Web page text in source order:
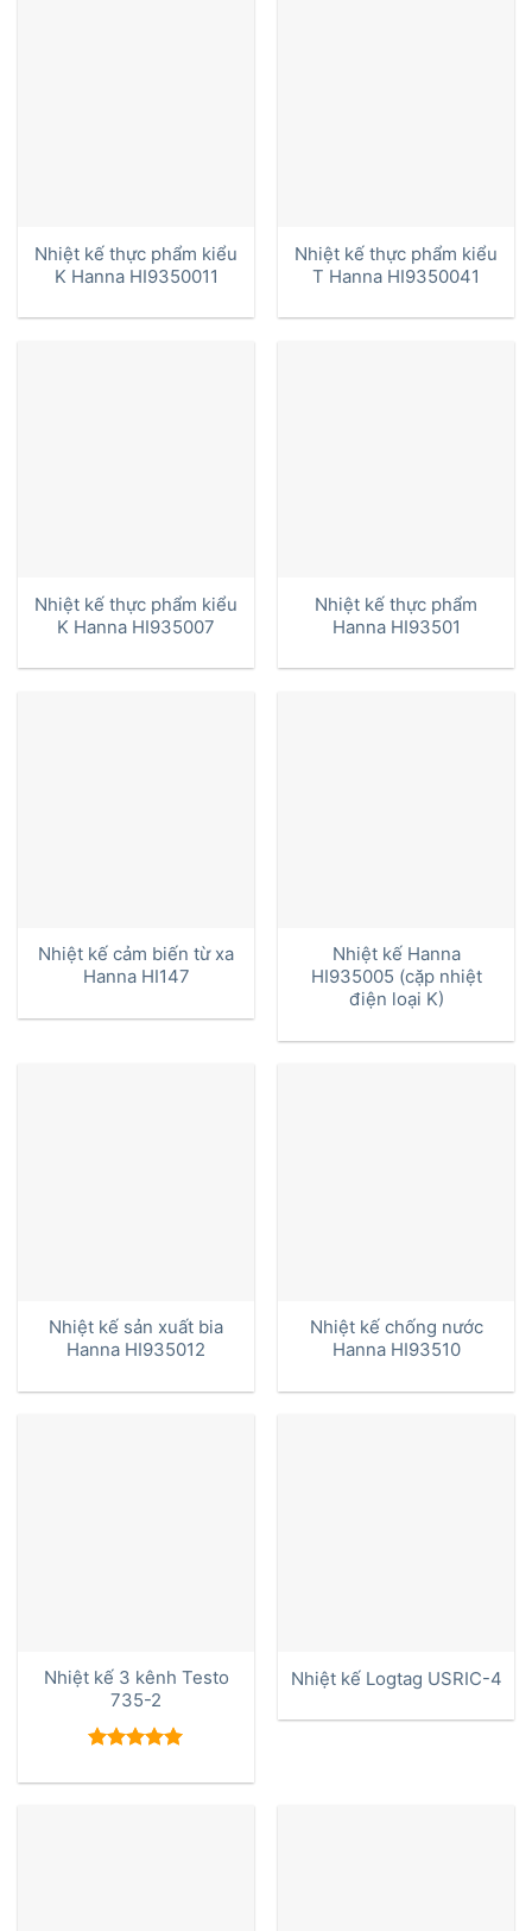
Nhiệt kế thực phẩm kiểu
K Hanna HI9350011
Nhiệt kế thực phẩm kiểu
T Hanna HI9350041
Nhiệt kế thực phẩm kiểu
K Hanna HI935007
Nhiệt kế thực phẩm
Hanna HI93501
Nhiệt kế cảm biến từ xa
Hanna HI147
Nhiệt kế Hanna
HI935005 (cặp nhiệt
điện loại K)
Nhiệt kế sản xuất bia
Hanna HI935012
Nhiệt kế chống nước
Hanna HI93510
Nhiệt kế 3 kênh Testo
735-2
hạng5.00
Nhiệt kế Logtag USRIC-4